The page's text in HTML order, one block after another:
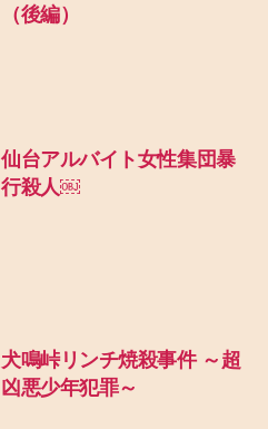
（後編）
仙台アルバイト女性集団暴
行殺人￼
犬鳴峠リンチ焼殺事件 ～超
凶悪少年犯罪～